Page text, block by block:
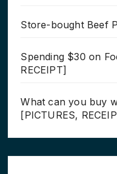
Store-bought Beef
Spending $30 on
RECEIPT]
What can you buy
[PICTURES,